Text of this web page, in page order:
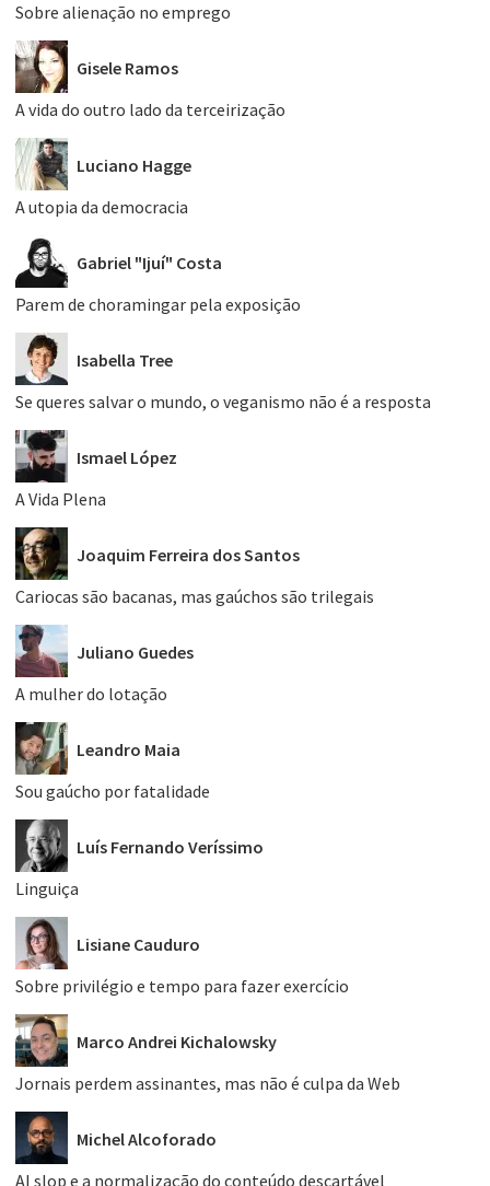
Sobre alienação no emprego
Gisele Ramos
A vida do outro lado da terceirização
Luciano Hagge
A utopia da democracia
Gabriel "Ijuí" Costa
Parem de choramingar pela exposição
Isabella Tree
Se queres salvar o mundo, o veganismo não é a resposta
Ismael López
A Vida Plena
Joaquim Ferreira dos Santos
Cariocas são bacanas, mas gaúchos são trilegais
Juliano Guedes
A mulher do lotação
Leandro Maia
Sou gaúcho por fatalidade
Luís Fernando Veríssimo
Linguiça
Lisiane Cauduro
Sobre privilégio e tempo para fazer exercício
Marco Andrei Kichalowsky
Jornais perdem assinantes, mas não é culpa da Web
Michel Alcoforado
AI slop e a normalização do conteúdo descartável